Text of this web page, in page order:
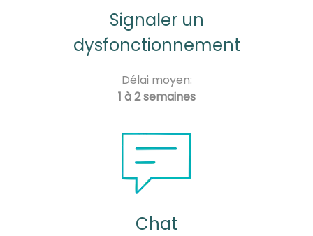
Signaler un
dysfonctionnement
Délai moyen:
1 à 2 semaines
Chat